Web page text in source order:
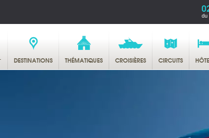
du
DESTINATIONS THÉMATIQUES CROISIÈRES CIRCUITS